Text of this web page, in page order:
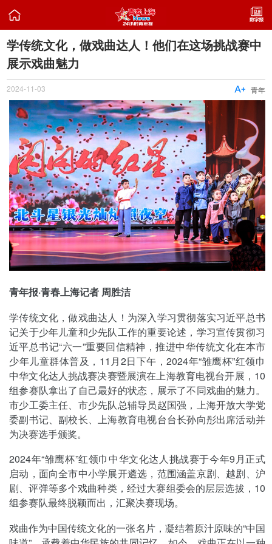

学传统文化，做戏曲达人！他们在这场挑战赛中
展示戏曲魅力
2024-11-03 青年

青年报·青春上海记者 周胜洁
学传统文化，做戏曲达人！为深入学习贯彻落实习近平总书
记关于少年儿童和少先队工作的重要论述，学习宣传贯彻习
近平总书记“六一”重要回信精神，推进中华传统文化在本市
少年儿童群体普及，11月2日下午，2024年“雏鹰杯”红领巾
中华文化达人挑战赛决赛暨展演在上海教育电视台开展，10
组参赛队拿出了自己最好的状态，展示了不同戏曲的魅力。
市少工委主任、市少先队总辅导员赵国强，上海开放大学党
委副书记、副校长、上海教育电视台台长孙向彤出席活动并
为决赛选手颁奖。
2024年“雏鹰杯”红领巾中华文化达人挑战赛于今年9月正式
启动，面向全市中小学展开遴选，范围涵盖京剧、越剧、沪
剧、评弹等多个戏曲种类，经过大赛组委会的层层选拔，10
组参赛队最终脱颖而出，汇聚决赛现场。
戏曲作为中国传统文化的一张名片，凝结着原汁原味的“中国